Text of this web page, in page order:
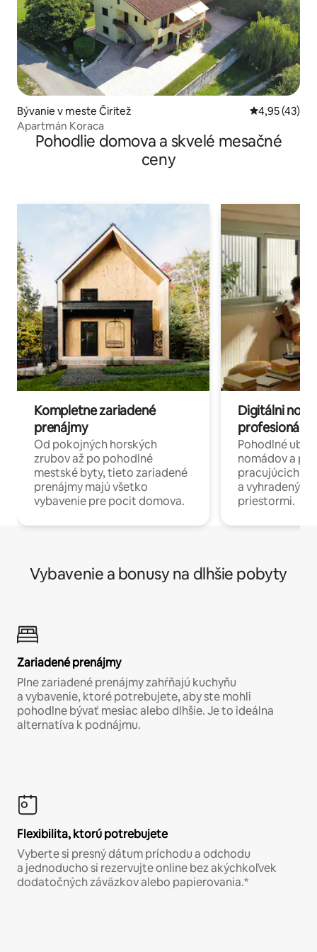
Bývanie v meste Čiritež Priemerné
4,95 (43)
Apartmán Koraca
Pohodlie domova a skvelé mesačné
ceny
Kompletne zariadené
prenájmy
Od pokojných horských
zrubov až po pohodlné
mestské byty, tieto zariadené
prenájmy majú všetko
vybavenie pre pocit domova.
Digitálni
profesionáli
Pohodlné
nomádov a
pracujúcich
a
priestormi.
Vybavenie a bonusy na dlhšie pobyty
Zariadené prenájmy
Plne zariadené prenájmy zahŕňajú kuchyňu
a vybavenie, ktoré potrebujete, aby ste mohli
pohodlne bývať mesiac alebo dlhšie. Je to ideálna
alternatíva k podnájmu.
Flexibilita, ktorú potrebujete
Vyberte si presný dátum príchodu a odchodu
a jednoducho si rezervujte online bez akýchkoľvek
dodatočných záväzkov alebo papierovania.*